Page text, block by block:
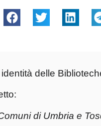
delle
di Umbria e